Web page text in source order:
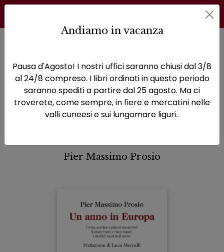
Un anno in Europa
Come scrittori pittori musicisti
hanno visto e raccontato i
Pier Massimo Prosio
Andiamo in vacanza
Pausa d'Agosto! I nostri uffici saranno chiusi dal 3/8
al 24/8 compreso. I libri ordinati in questo periodo
saranno spediti a partire dal 25 agosto. Ma ci
troverete, come sempre, in fiere e mercatini nelle
valli cuneesi e sui lungomare liguri..